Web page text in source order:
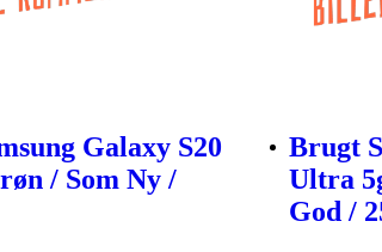
Galaxy S20
/ Som Ny /
Brugt
Ultra
God /